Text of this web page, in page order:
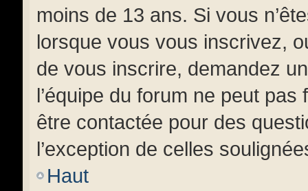
moins de 13 ans. Si vous
lorsque vous vous inscrivez,
de vous inscrire, demandez
l’équipe du forum ne peut
être contactée pour des
l’exception de celles
Haut